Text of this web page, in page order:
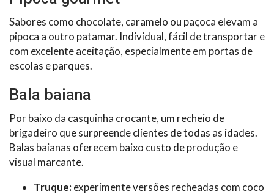
Sabores como chocolate, caramelo ou paçoca elevam a
pipoca a outro patamar. Individual, fácil de transportar e
com excelente aceitação, especialmente em portas de
escolas e parques.
Bala baiana
Por baixo da casquinha crocante, um recheio de
brigadeiro que surpreende clientes de todas as idades.
Balas baianas oferecem baixo custo de produção e
visual marcante.
Truque:experimente versões recheadas com coco